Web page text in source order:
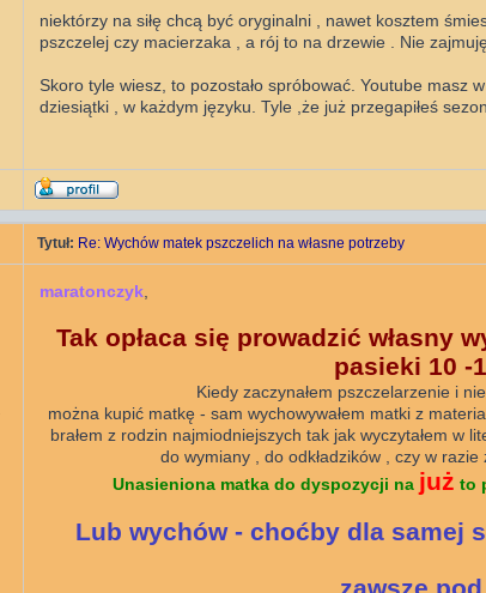
niektórzy na siłę chcą być oryginalni , nawet kosztem
pszczelej czy macierzaka , a rój to na drzewie . Nie zajmuję
Skoro tyle wiesz, to pozostało spróbować. Youtube masz
dziesiątki , w każdym języku. Tyle ,że już przegapiłeś
Tytuł: Re: Wychów matek pszczelich na własne potrzeby
maratonczyk
Tak opłaca się prowadzić własny
pasieki 10 -
Kiedy zaczynałem pszczelarzenie i
można kupić matkę - sam wychowywałem matki z
brałem z rodzin najmiodniejszych tak jak wyczytałem w
do wymiany , do odkładzików , czy w
Unasieniona matka do dyspozycji na już to
Lub wychów - choćby dla samej